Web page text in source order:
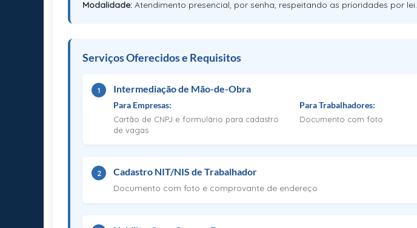
Modalidade: Atendimento presencial, por senha, respeitando as prioridades por lei.
Serviços Oferecidos e Requisitos
1 Intermediação de Mão-de-Obra
Para Empresas:
Cartão de CNPJ e formulário para cadastro
de vagas
Para Trabalhadores:
Documento com foto
2 Cadastro NIT/NIS de Trabalhador
Documento com foto e comprovante de endereço